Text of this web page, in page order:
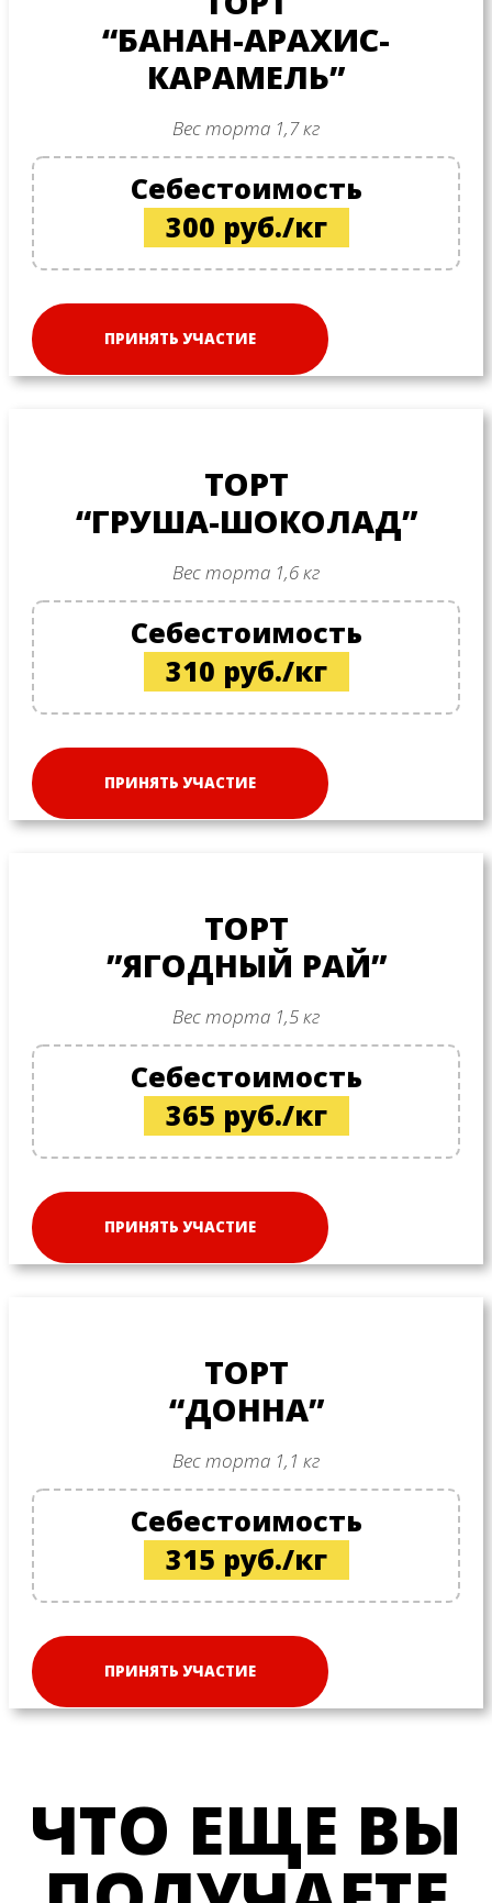
“БАНАН-АРАХИС-
КАРАМЕЛЬ”
Вес торта 1,7 кг
Себестоимость
300 руб./кг
ПРИНЯТЬ УЧАСТИЕ
ТОРТ
“ГРУША-ШОКОЛАД”
Вес торта 1,6 кг
Себестоимость
310 руб./кг
ПРИНЯТЬ УЧАСТИЕ
ТОРТ
”ЯГОДНЫЙ РАЙ”
Вес торта 1,5 кг
Себестоимость
365 руб./кг
ПРИНЯТЬ УЧАСТИЕ
ТОРТ
“ДОННА”
Вес торта 1,1 кг
Себестоимость
315 руб./кг
ПРИНЯТЬ УЧАСТИЕ
ЧТО ЕЩЕ ВЫ